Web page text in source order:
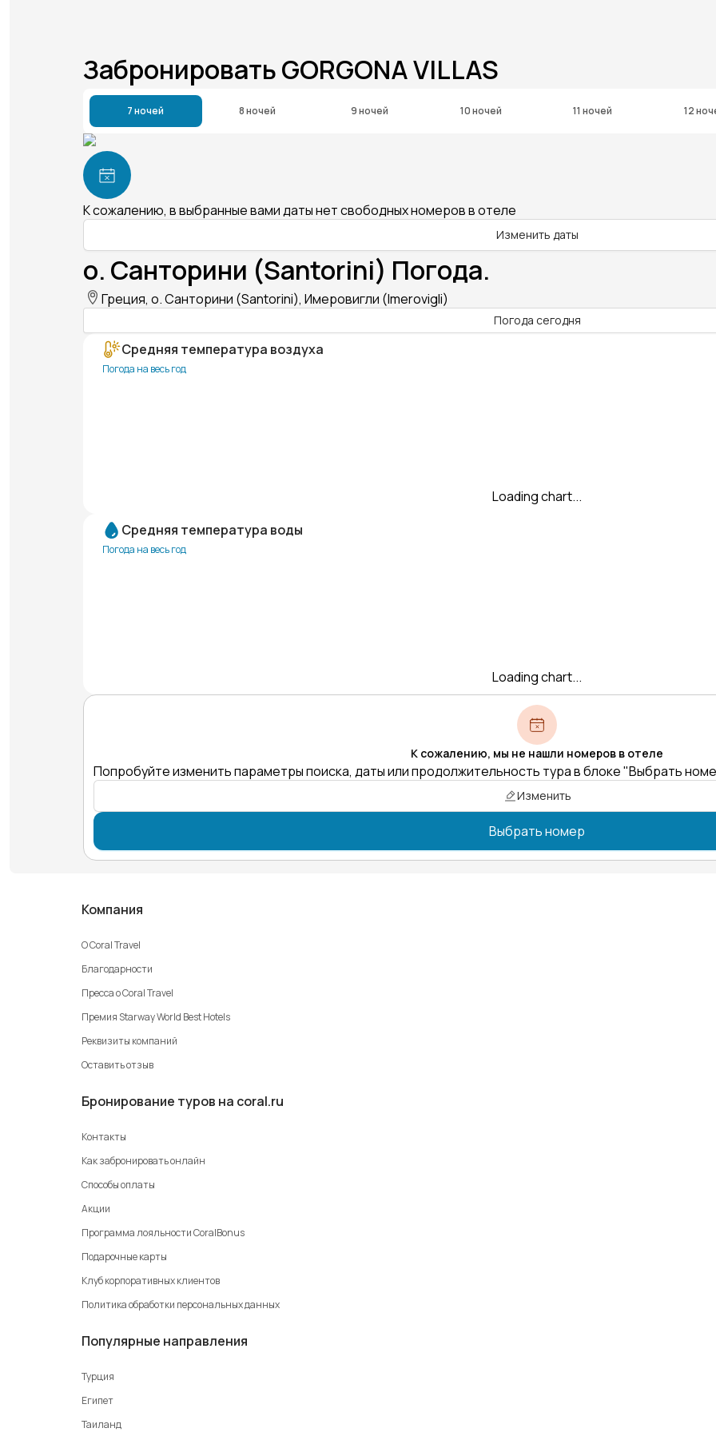
Забронировать GORGONA VILLAS
7 ночей 8 ночей 9 ночей 10 ночей 11 ночей 12
К сожалению, в выбранные вами даты нет свободных номеров в отеле
Изменить даты
о. Санторини (Santorini) Погода.
Греция, о. Санторини (Santorini), Имеровигли (Imerovigli)
Погода сегодня
Средняя температура воздуха
Погода на весь год
Loading chart...
Средняя температура воды
Погода на весь год
Loading chart...
К сожалению, мы не нашли номеров в отеле
Попробуйте изменить параметры поиска, даты или продолжительность тура в блоке "Выбрать
Изменить
Выбрать номер
Компания
О Coral Travel
Благодарности
Пресса о Coral Travel
Премия Starway World Best Hotels
Реквизиты компаний
Оставить отзыв
Бронирование туров на coral.ru
Контакты
Как забронировать онлайн
Способы оплаты
Акции
Программа лояльности CoralBonus
Подарочные карты
Клуб корпоративных клиентов
Политика обработки персональных данных
Популярные направления
Турция
Египет
Таиланд